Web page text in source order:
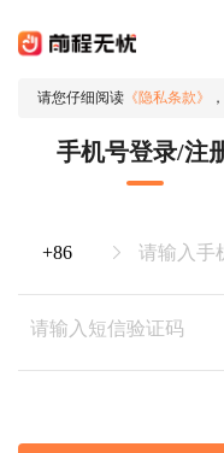
请您仔细阅读 《隐私条款》
手机号登录/注